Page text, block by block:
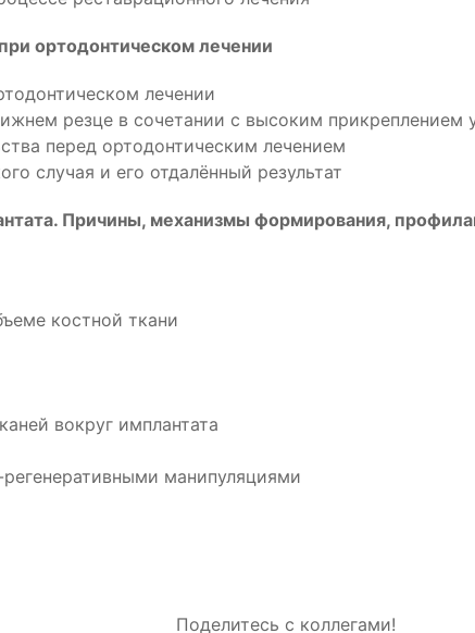
ортодонтическом лечении
лечении
резце в сочетании с высоким прикреплением
перед ортодонтическим лечением
случая и его отдалённый результат
Причины, механизмы формирования,
костной ткани
вокруг имплантата
манипуляциями
Поделитесь с коллегами!